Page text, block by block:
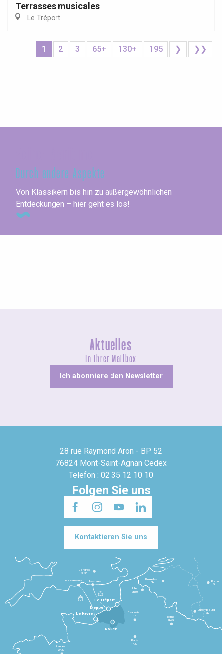
Terrasses musicales
Le Tréport
1 2 3 65+ 130+ 195 ❯ ❯❯
Durch andere Aspekte
Von Klassikern bis hin zu außergewöhnlichen
Entdeckungen – hier geht es los!
Aktuelles
In Ihrer Mailbox
Ich abonniere den Newsletter
28 rue Raymond Aron - BP 52
76824 Mont-Saint-Agnan Cedex
Telefon : 02 35 12 10 10
Folgen Sie uns
Kontaktieren Sie uns
Le Havre
Dieppe
Le Tréport
Rennes
2h30
Paris
1h30
Beauvais
1h
Reims
2h45
Lille
2h30
Bruxelles
3h
Londres
3h30
Newhaven
Portsmouth
Bonn
5h
Luxembourg
4h
Rouen